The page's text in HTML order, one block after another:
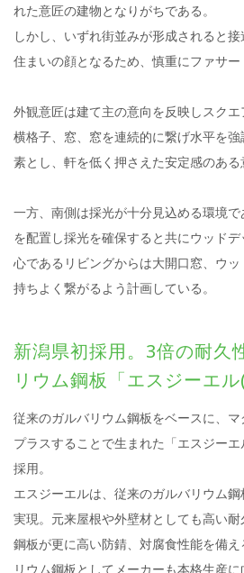
れた意匠の建物となりがちである。
しかし、いずれ街並みが形成されると
住まいの顔となるため、慎重にファサー
外観意匠は建て主の意向を反映しスク
横格子、窓、窓を連続的に繋げ水平を
素とし、軒を低く押さえた安定感のある
一方、南側は採光が十分見込める環境
を配置し採光を確保すると共にウッド
心であるリビングからは大開口窓、ウ
持ちよく繋がるよう計画している。
新潟県初採用。3倍の耐久
リウム鋼板「エスジーエ
従来のガルバリウム鋼板をベースに、
プラスすることで生まれた「エスジー
採用。
エスジーエルは、従来のガルバリウム
実現。元来屋根や外壁材としても高い
鋼板が更に高い防錆、対腐食性能を備
リウム鋼板としてメーカーも本格生産に